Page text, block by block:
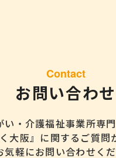
Contact
お問い合わせ
い・介護福祉事業所専
大阪』に関するご質問
気軽にお問い合わせくだ